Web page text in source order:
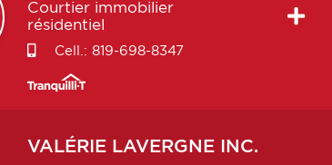
Courtier immobilier
résidentiel
Cell.: 819-698-8347
VALÉRIE LAVERGNE INC.